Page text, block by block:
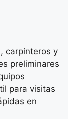
carpinteros y
preliminares
para visitas
en